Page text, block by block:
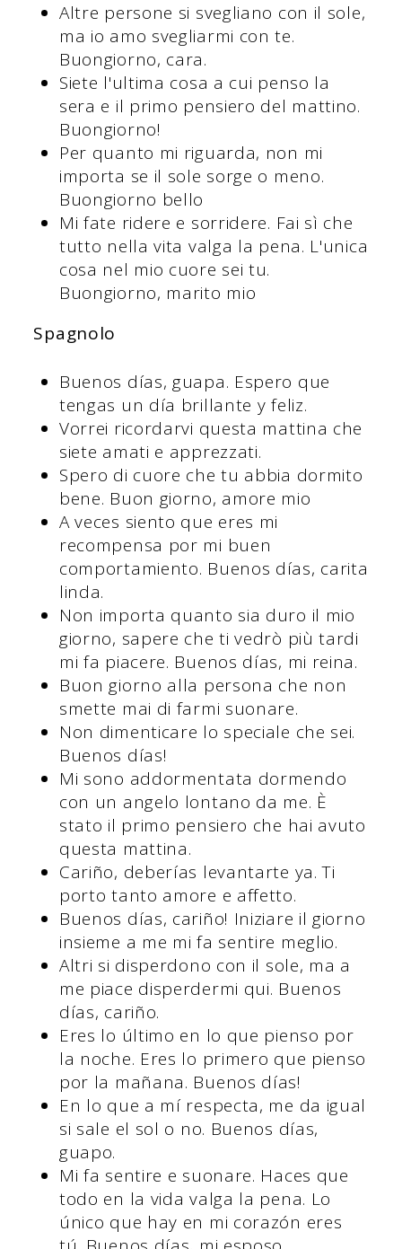
Altre persone si svegliano con il sole,
ma io amo svegliarmi con te.
Buongiorno, cara.
Siete l'ultima cosa a cui penso la
sera e il primo pensiero del mattino.
Buongiorno!
Per quanto mi riguarda, non mi
importa se il sole sorge o meno.
Buongiorno bello
Mi fate ridere e sorridere. Fai sì che
tutto nella vita valga la pena. L'unica
cosa nel mio cuore sei tu.
Buongiorno, marito mio
Spagnolo
Buenos días, guapa. Espero que
tengas un día brillante y feliz.
Vorrei ricordarvi questa mattina che
siete amati e apprezzati.
Spero di cuore che tu abbia dormito
bene. Buon giorno, amore mio
A veces siento que eres mi
recompensa por mi buen
comportamiento. Buenos días, carita
linda.
Non importa quanto sia duro il mio
giorno, sapere che ti vedrò più tardi
mi fa piacere. Buenos días, mi reina.
Buon giorno alla persona che non
smette mai di farmi suonare.
Non dimenticare lo speciale che sei.
Buenos días!
Mi sono addormentata dormendo
con un angelo lontano da me. È
stato il primo pensiero che hai avuto
questa mattina.
Cariño, deberías levantarte ya. Ti
porto tanto amore e affetto.
Buenos días, cariño! Iniziare il giorno
insieme a me mi fa sentire meglio.
Altri si disperdono con il sole, ma a
me piace disperdermi qui. Buenos
días, cariño.
Eres lo último en lo que pienso por
la noche. Eres lo primero que pienso
por la mañana. Buenos días!
En lo que a mí respecta, me da igual
si sale el sol o no. Buenos días,
guapo.
Mi fa sentire e suonare. Haces que
todo en la vida valga la pena. Lo
único que hay en mi corazón eres